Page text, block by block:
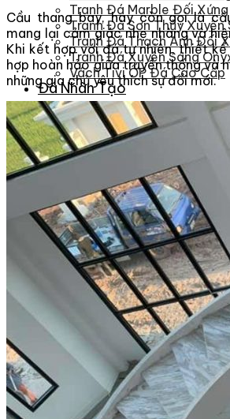
Tranh Đá Marble Đối Xứng
Tranh Đá Sơn Thủy Xuyên
Tranh Đá Thạch Anh Đối
Tranh Đá Xuyên Sáng
Vách Tivi ỐP Đá Cao Cấp
Đá Nhân Tạo
0
Giỏ hàng
Chưa có sản phẩm trong giỏ
Cầu thang bay, hay còn gọi là
mang lại cảm giác nhẹ nhàng và
Khi kết hợp với đá tự nhiên, thiết
hợp hoàn hảo giữa truyền thống và
những gia chủ yêu thích sự đổi mới.